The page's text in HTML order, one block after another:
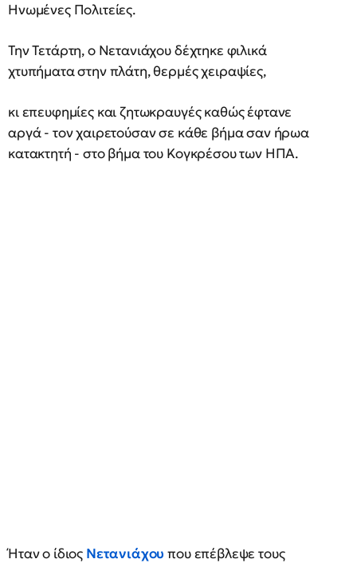
Ηνωμένες Πολιτείες.
Την Τετάρτη, ο Νετανιάχου δέχτηκε φιλικά
χτυπήματα στην πλάτη, θερμές χειραψίες,
κι επευφημίες και ζητωκραυγές καθώς έφτανε
αργά - τον χαιρετούσαν σε κάθε βήμα σαν ήρωα
κατακτητή - στο βήμα του Κογκρέσου των ΗΠΑ.
Ήταν ο ίδιος Νετανιάχου που επέβλεψε τους